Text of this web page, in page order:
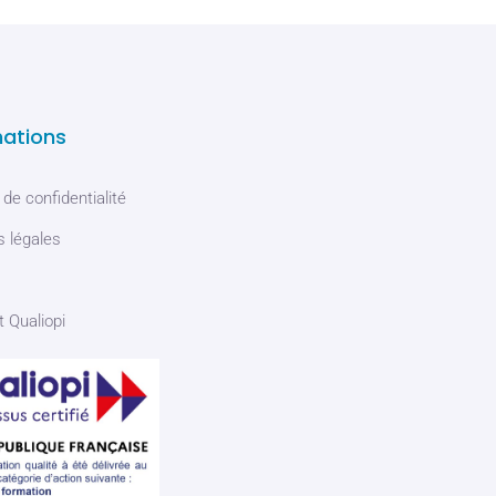
de confidentialité
légales
Qualiopi